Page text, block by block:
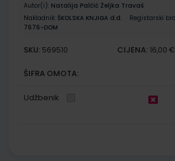
Autor(i): Natalija Palčić Željka Travaš
Nakladnik: ŠKOLSKA KNJIGA d.d.
Registarski
7676-DOM
SKU: 569510 CIJENA: 16,00 €
ŠIFRA OMOTA:
Udžbenik